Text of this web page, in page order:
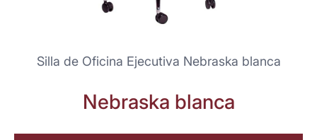
Silla de Oficina Ejecutiva Nebraska blanca
Nebraska blanca